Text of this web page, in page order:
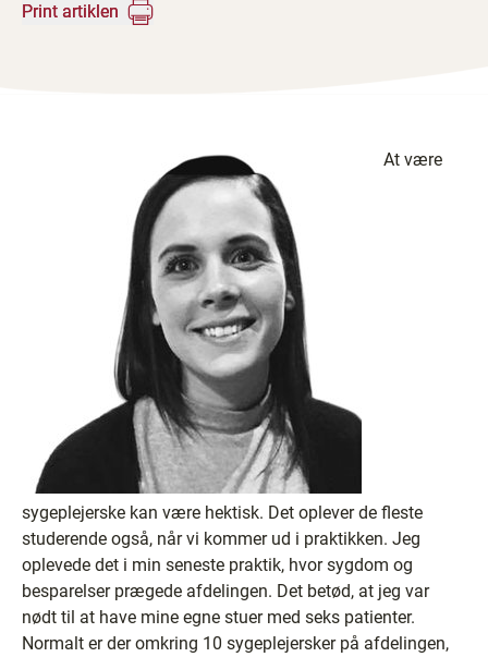
Print artiklen
At være
sygeplejerske kan være hektisk. Det oplever de fleste
studerende også, når vi kommer ud i praktikken. Jeg
oplevede det i min seneste praktik, hvor sygdom og
besparelser prægede afdelingen. Det betød, at jeg var
nødt til at have mine egne stuer med seks patienter.
Normalt er der omkring 10 sygeplejersker på afdelingen,